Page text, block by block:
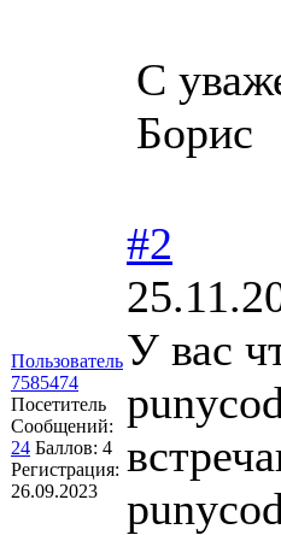
С
Борис
Пользователь
7585474
Посетитель
Сообщений:
24 Баллов: 4
Регистрация:
26.09.2023
#2
У вас